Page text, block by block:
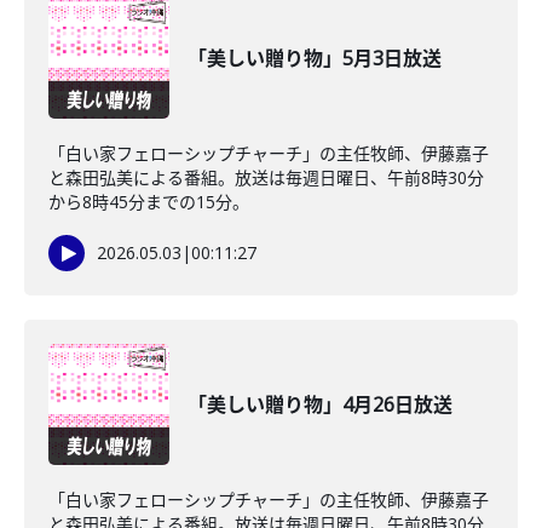
「美しい贈り物」5月3日放送
「白い家フェローシップチャーチ」の主任牧師、伊藤嘉子
と森田弘美による番組。放送は毎週日曜日、午前8時30分
から8時45分までの15分。
2026.05.03 |00:11:27
「美しい贈り物」4月26日放送
「白い家フェローシップチャーチ」の主任牧師、伊藤嘉子